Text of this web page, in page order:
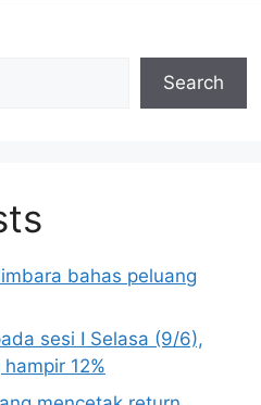
Search
bahas peluang
sesi I Selasa (9/6),
12%